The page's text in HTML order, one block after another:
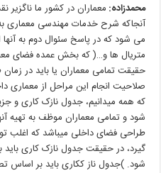
محمدزاده: معماران در کشور ما
آنجاکه شرح خدمات مهندسی معماری
می شودکهدر پاسخ سئوال دومبهآنها
متریال هاو…(کهبخشعمدهفضای
حقیقتتمامی معماران یاباید در زمان
صلاحیت انجام این مراحل از معماری
که همه میدانیم، جدول نازک کاریو
شودوتمامی معماران موظف بهتهیه
طراحی فضایداخلی میباشد که اغلب
گیرد، درحقیقتجدول نازککاریباید
شود. )جدول نازککاریباید بر اساس